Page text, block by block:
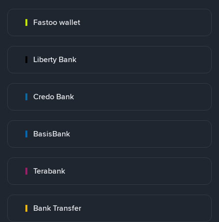
Fastoo wallet
Liberty Bank
Credo Bank
BasisBank
Terabank
Bank Transfer